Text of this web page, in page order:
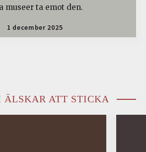
museer ta emot den.
1 december 2025
ÄLSKAR ATT STICKA